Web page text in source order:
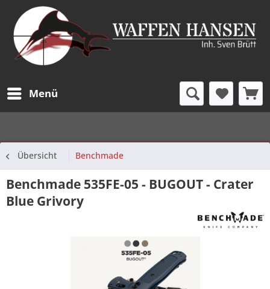
Menü
Übersicht Benchmade
Benchmade 535FE-05 - BUGOUT - Crater
Blue Grivory